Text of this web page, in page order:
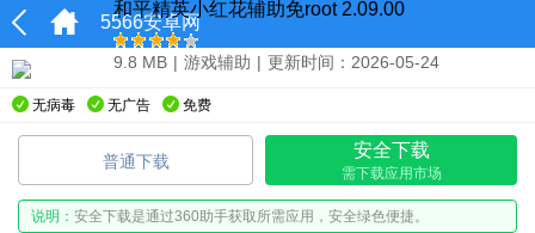
5566安卓网
和平精英小红花辅助免root 2.09.00
9.8 MB | 游戏辅助 | 更新时间：2026-05-24
无病毒 无广告 免费
普通下载
安全下载
需下载应用市场
说明： 安全下载是通过360助手获取所需应用，安全绿色便捷。